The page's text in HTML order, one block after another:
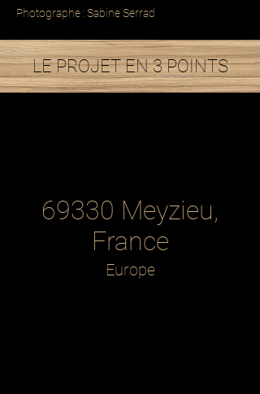
Photographe : Sabine Serrad
LE PROJET EN 3 POINTS
69330 Meyzieu,
France
Europe